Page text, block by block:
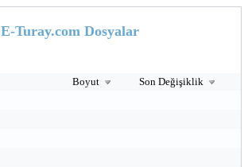
E-Turay.com Dosyalar
Boyut
Son Değişiklik